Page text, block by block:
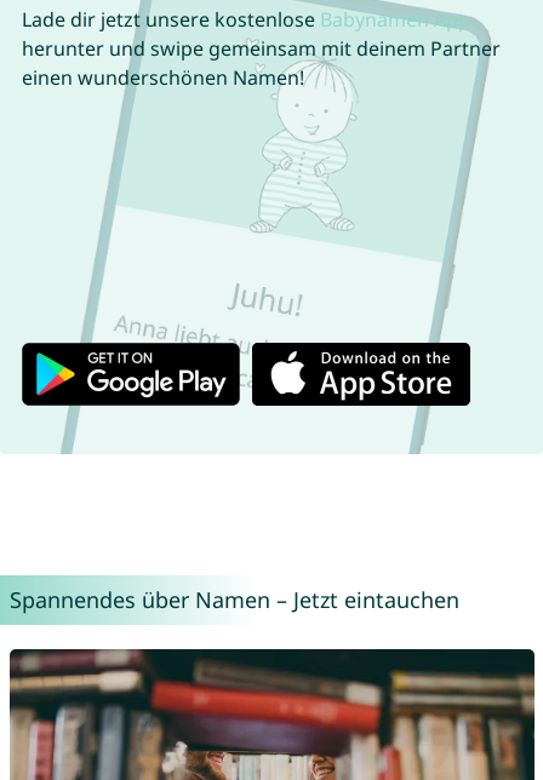
Lade dir jetzt unsere kostenlose Babynamen App
herunter und swipe gemeinsam mit deinem Partner
einen wunderschönen Namen!
Spannendes über Namen – Jetzt eintauchen